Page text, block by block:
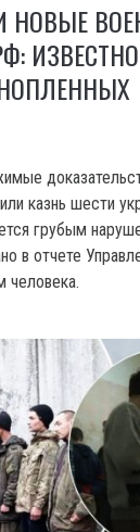
НОВЫЕ
казнь шести
грубым
в отчете
человека.